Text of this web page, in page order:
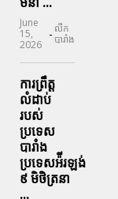
June
15,
2026
- លីក
បារាំង
ការព្រឹត្ត
លំដាប់
របស់
ប្រទេស
បារាំង
ប្រទេសអ៉ីរឡង់
៩ មិថិត្រនា
...